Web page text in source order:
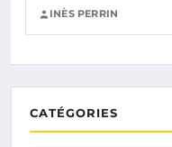
INÈS PERRIN
CATÉGORIES